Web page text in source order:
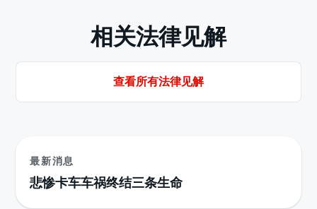
相关法律见解
查看所有法律见解
最新消息
悲惨卡车车祸终结三条生命